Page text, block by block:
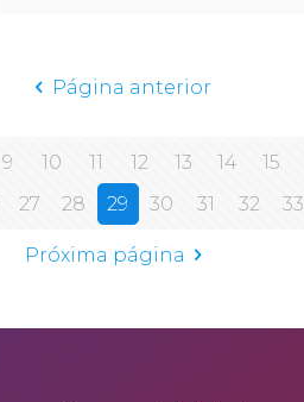
Página anterior
9 10 11 12 13 14 15
27 28 29 30 31 32 33
Próxima página